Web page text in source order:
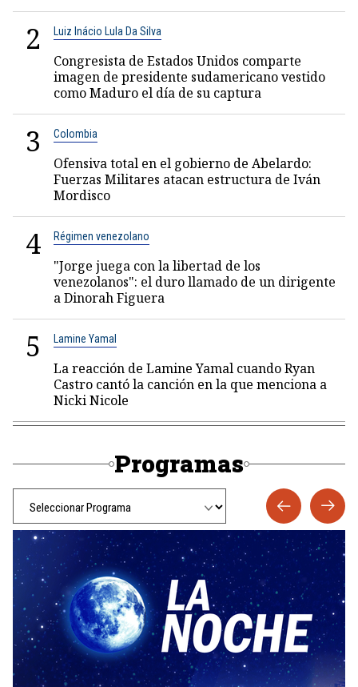
2 Luiz Inácio Lula Da Silva
Congresista de Estados Unidos comparte
imagen de presidente sudamericano vestido
como Maduro el día de su captura
3 Colombia
Ofensiva total en el gobierno de Abelardo:
Fuerzas Militares atacan estructura de Iván
Mordisco
4 Régimen venezolano
"Jorge juega con la libertad de los
venezolanos": el duro llamado de un dirigente
a Dinorah Figuera
5 Lamine Yamal
La reacción de Lamine Yamal cuando Ryan
Castro cantó la canción en la que menciona a
Nicki Nicole
Programas